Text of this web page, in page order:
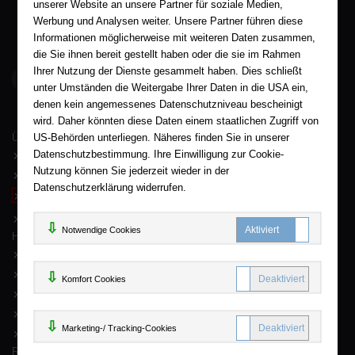
05563 / 9996039
AHA-BUCH GmbH
Garlebsen 48
Wir sind gerne für Sie persönlich da.
Über AHA-BUCH
AGB
Impressum
Widerruf
Hilfe
Kontakt
Sitemap
Newsletter
Mein Konto
Rund um Ihren Einkauf
unserer Website an unsere Partner für soziale Medien,
Werbung und Analysen weiter. Unsere Partner führen diese
Informationen möglicherweise mit weiteren Daten zusammen,
die Sie ihnen bereit gestellt haben oder die sie im Rahmen
Ihrer Nutzung der Dienste gesammelt haben. Dies schließt
unter Umständen die Weitergabe Ihrer Daten in die USA ein,
denen kein angemessenes Datenschutzniveau bescheinigt
wird. Daher könnten diese Daten einem staatlichen Zugriff von
US-Behörden unterliegen. Näheres finden Sie in unserer
Datenschutzbestimmung. Ihre Einwilligung zur Cookie-
Nutzung können Sie jederzeit wieder in der
Datenschutzerklärung widerrufen.
Notwendige Cookies
Komfort Cookies
Marketing-/ Tracking-Cookies